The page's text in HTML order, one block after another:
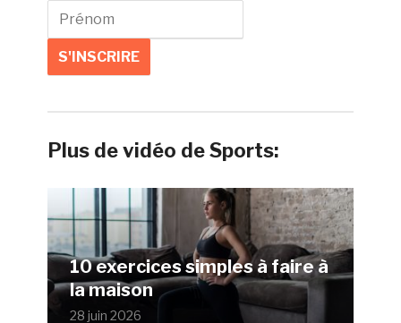
Plus de vidéo de Sports:
10 exercices simples à faire à
la maison
28 juin 2026